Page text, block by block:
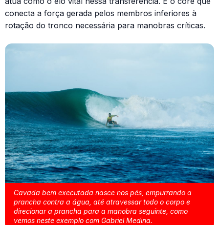
conecta a força gerada pelos membros inferiores à
rotação do tronco necessária para manobras críticas.
Cavada bem executada nasce nos pés, empurrando a
prancha contra a água, até atravessar todo o corpo e
direcionar a prancha para a manobra seguinte, como
vemos neste exemplo com Gabriel Medina.